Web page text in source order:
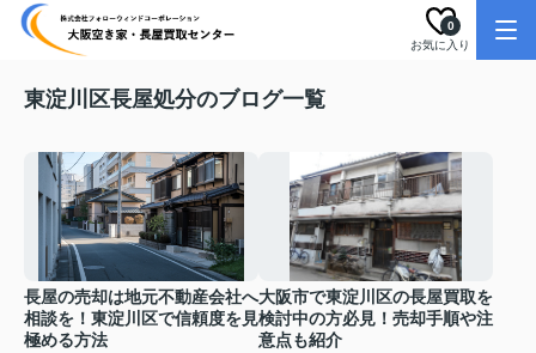
お気に入り
0
東淀川区長屋処分のブログ一覧
長屋の売却は地元不動産会社へ
相談を！東淀川区で信頼度を見
極める方法
大阪市で東淀川区の長屋買取を
検討中の方必見！売却手順や注
意点も紹介